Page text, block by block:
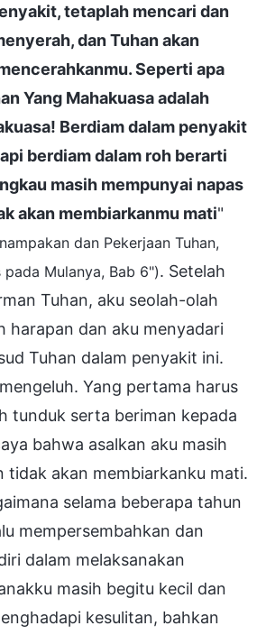
tetaplah mencari dan
dan Tuhan akan
Seperti apa
Yang Mahakuasa adalah
Berdiam dalam penyakit
berdiam dalam roh berarti
masih mempunyai napas
akan membiarkanmu mati"
dan Pekerjaan Tuhan,
Mulanya, Bab 6"). Setelah
Tuhan, aku seolah-olah
harapan dan aku menyadari
Tuhan dalam penyakit ini.
Yang pertama harus
tunduk serta beriman kepada
bahwa asalkan aku masih
tidak akan membiarkanku mati.
selama beberapa tahun
mempersembahkan dan
dalam melaksanakan
masih begitu kecil dan
kesulitan, bahkan